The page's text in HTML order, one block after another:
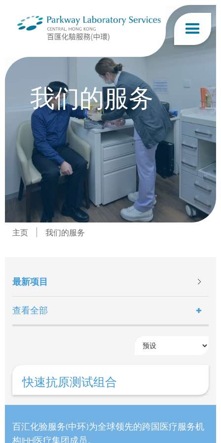
我们的服务
主页 我们的服务
最新项目
查看全部
快速抗原测试组合
百汇化验服务(中环)为全球领先的跨国医疗服务机
构IHH医疗集团成员。